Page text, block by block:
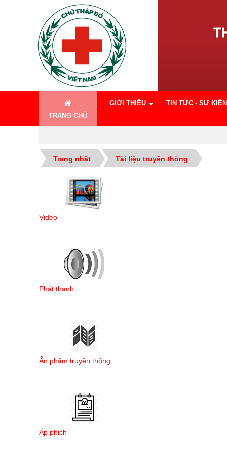
TRANG CHỦ
GIỚI THIỆU TIN TỨC - SỰ KIỆN
Trang nhất Tài liệu truyền thông
Video
Phát thanh
Ấn phẩm truyền thông
Áp phich